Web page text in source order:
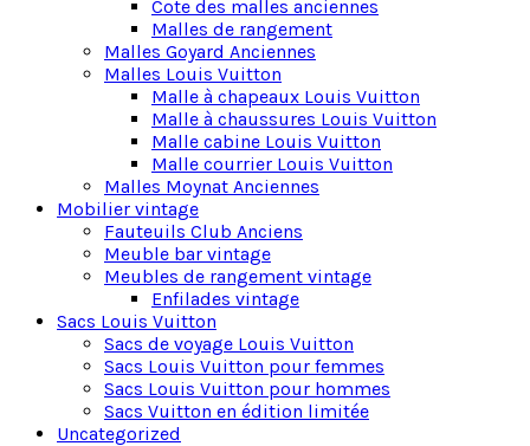
Cote des malles anciennes
Malles de rangement
Malles Goyard Anciennes
Malles Louis Vuitton
Malle à chapeaux Louis Vuitton
Malle à chaussures Louis Vuitton
Malle cabine Louis Vuitton
Malle courrier Louis Vuitton
Malles Moynat Anciennes
Mobilier vintage
Fauteuils Club Anciens
Meuble bar vintage
Meubles de rangement vintage
Enfilades vintage
Sacs Louis Vuitton
Sacs de voyage Louis Vuitton
Sacs Louis Vuitton pour femmes
Sacs Louis Vuitton pour hommes
Sacs Vuitton en édition limitée
Uncategorized